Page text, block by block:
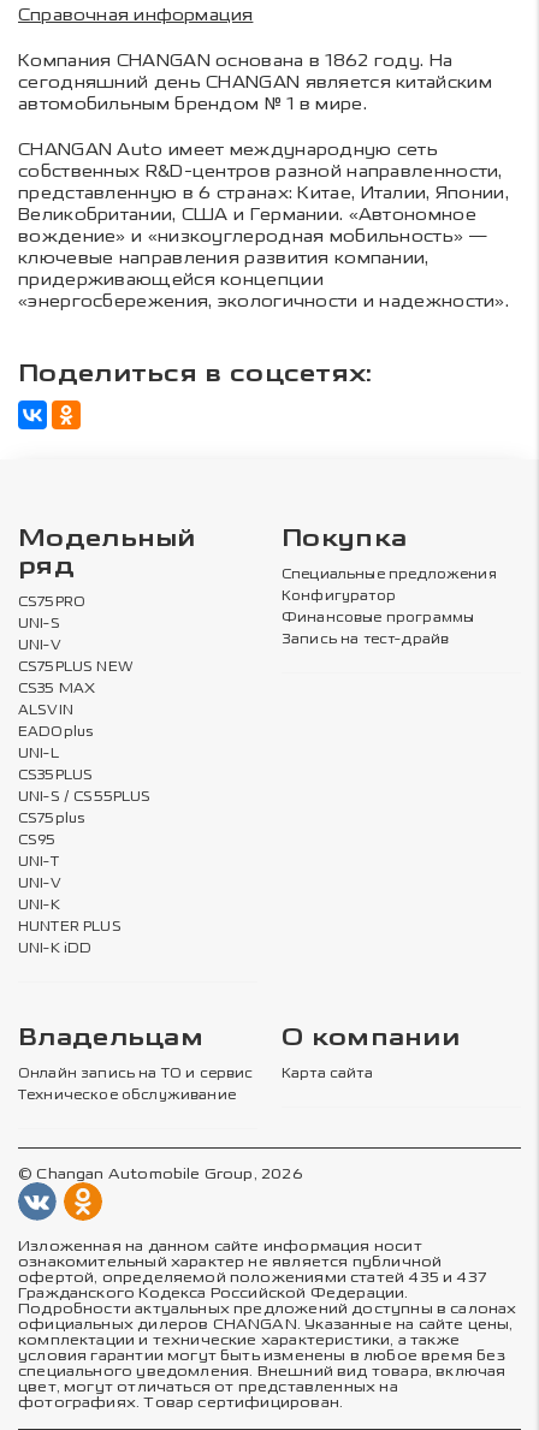
Справочная информация
Компания CHANGAN основана в 1862 году. На
сегодняшний день CHANGAN является китайским
автомобильным брендом № 1 в мире.
CHANGAN Auto имеет международную сеть
собственных R&D-центров разной направленности,
представленную в 6 странах: Китае, Италии, Японии,
Великобритании, США и Германии. «Автономное
вождение» и «низкоуглеродная мобильность» —
ключевые направления развития компании,
придерживающейся концепции
«энергосбережения, экологичности и надежности».
Поделиться в соцсетях:
Модельный
ряд
CS75PRO
UNI-S
UNI-V
CS75PLUS NEW
CS35 MAX
ALSVIN
EADOplus
UNI-L
CS35PLUS
UNI-S / CS55PLUS
CS75plus
CS95
UNI-T
UNI-V
UNI-K
HUNTER PLUS
UNI-K iDD
Покупка
Специальные предложения
Конфигуратор
Финансовые программы
Запись на тест-драйв
Владельцам
Онлайн запись на ТО и сервис
Техническое обслуживание
О компании
Карта сайта
© Changan Automobile Group, 2026
Изложенная на данном сайте информация носит
ознакомительный характер не является публичной
офертой, определяемой положениями статей 435 и 437
Гражданского Кодекса Российской Федерации.
Подробности актуальных предложений доступны в салонах
официальных дилеров CHANGAN. Указанные на сайте цены,
комплектации и технические характеристики, а также
условия гарантии могут быть изменены в любое время без
специального уведомления. Внешний вид товара, включая
цвет, могут отличаться от представленных на
фотографиях. Товар сертифицирован.